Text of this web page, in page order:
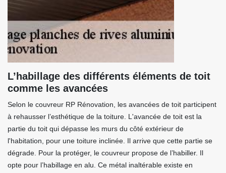
L’habillage des différents éléments de toit
comme les avancées
Selon le couvreur RP Rénovation, les avancées de toit participent
à rehausser l’esthétique de la toiture. L'avancée de toit est la
partie du toit qui dépasse les murs du côté extérieur de
l'habitation, pour une toiture inclinée. Il arrive que cette partie se
dégrade. Pour la protéger, le couvreur propose de l’habiller. Il
opte pour l’habillage en alu. Ce métal inaltérable existe en